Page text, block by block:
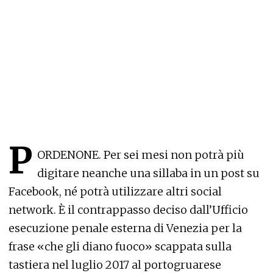
P ORDENONE. Per sei mesi non potrà più
digitare neanche una sillaba in un post su
Facebook, né potrà utilizzare altri social
network. È il contrappasso deciso dall’Ufficio
esecuzione penale esterna di Venezia per la
frase «che gli diano fuoco» scappata sulla
tastiera nel luglio 2017 al portogruarese